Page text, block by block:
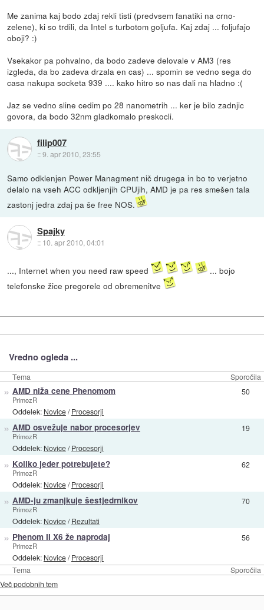
Me zanima kaj bodo zdaj rekli tisti (predvsem fanatiki na crno-
zelene), ki so trdili, da Intel s turbotom goljufa. Kaj zdaj ... foljufajo
oboji? :)
Vsekakor pa pohvalno, da bodo zadeve delovale v AM3 (res
izgleda, da bo zadeva drzala en cas) ... spomin se vedno sega do
casa nakupa socketa 939 .... kako hitro so nas dali na hladno :(
Jaz se vedno sline cedim po 28 nanometrih ... ker je bilo zadnjic
govora, da bodo 32nm gladkomalo preskocli.
filip007
::9. apr 2010, 23:55
Samo odklenjen Power Managment nič drugega in bo to verjetno
delalo na vseh ACC odkljenjih CPUjih, AMD je pa res smešen tala
zastonj jedra zdaj pa še free NOS.
Spajky
:: 10. apr 2010, 04:01
..., Internet when you need raw speed
... bojo
telefonske žice pregorele od obremenitve
Vredno ogleda ...
Tema Sporočila
Tema Sporočila
» AMD niža cene Phenomom
PrimozR
Oddelek: Novice/Procesorji
50
» AMD osvežuje nabor procesorjev
PrimozR
Oddelek: Novice/Procesorji
19
» Koliko jeder potrebujete?
PrimozR
Oddelek: Novice/Procesorji
62
» AMD-ju zmanjkuje šestjedrnikov
PrimozR
Oddelek: Novice/Rezultati
70
» Phenom II X6 že naprodaj
PrimozR
Oddelek: Novice/Procesorji
56
Več podobnih tem